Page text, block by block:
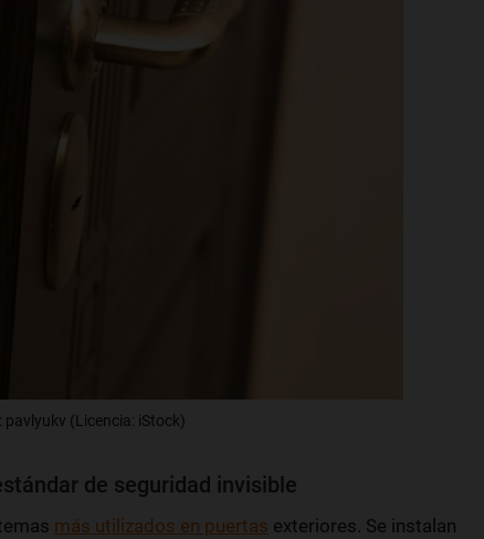
pavlyukv (Licencia: iStock)
de seguridad invisible
más utilizados en puertas exteriores. Se instalan